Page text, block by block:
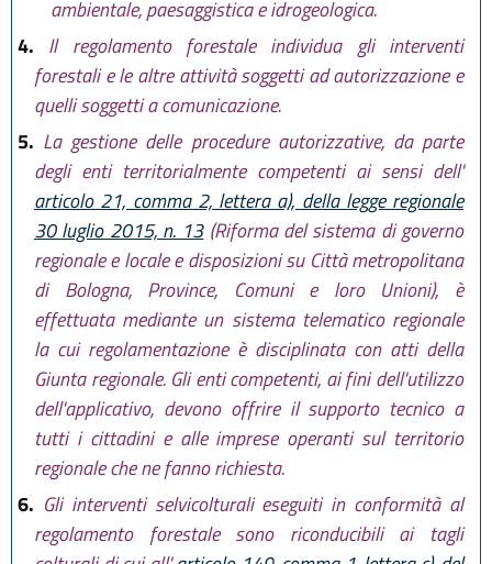
ambientale, paesaggistica e idrogeologica.
4. Il regolamento forestale individua gli interventi
forestali e le altre attività soggetti ad autorizzazione e
quelli soggetti a comunicazione.
5. La gestione delle procedure autorizzative, da parte
degli enti territorialmente competenti ai sensi dell'
articolo 21, comma 2, lettera a), della legge regionale
30 luglio 2015, n. 13(Riforma del sistema di governo
regionale e locale e disposizioni su Città metropolitana
di Bologna, Province, Comuni e loro Unioni), è
effettuata mediante un sistema telematico regionale
la cui regolamentazione è disciplinata con atti della
Giunta regionale. Gli enti competenti, ai fini dell'utilizzo
dell'applicativo, devono offrire il supporto tecnico a
tutti i cittadini e alle imprese operanti sul territorio
regionale che ne fanno richiesta.
6. Gli interventi selvicolturali eseguiti in conformità al
regolamento forestale sono riconducibili ai tagli